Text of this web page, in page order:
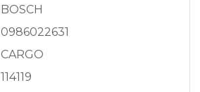
BOSCH
0986022631
CARGO
114119